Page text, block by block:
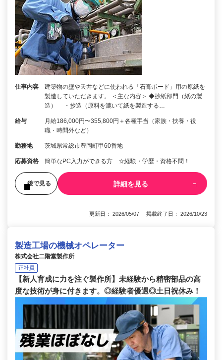
仕事内容
建築物の壁や天井などに使われる「石膏ボード」用の原紙を
製造していただきます。 ＜主な内容＞ ◆抄紙部門（紙の製
造） ・抄造（原料を漉いて紙を製造する…
給与
月給186,000円〜355,800円＋各種手当（家族・扶養・役
職・時間外など）
勤務地 茨城県常総市豊岡町甲60番地
応募資格 簡単なPC入力ができる方 ☆経験・学歴・資格不問！
後で見る 詳細を見る
更新日： 2026/05/07 掲載終了日： 2026/10/23
製造工場の機械オペレーター
株式会社二階堂製作所
正社員
【新人育成に力を注ぐ製作所】未経験から精密部品の高
度な技術が身に付きます。◎経験者優遇◎土日祝休み！